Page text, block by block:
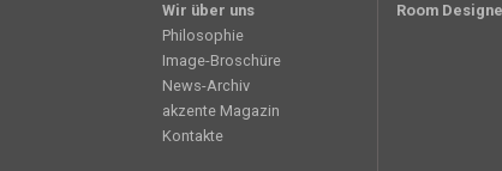
Wir über uns
Philosophie
Image-Broschüre
News-Archiv
akzente Magazin
Kontakte
Room